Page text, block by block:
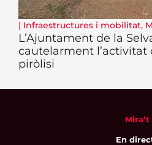
| Infraestructures i mobilitat,
L’Ajuntament de la
cautelarment l’activitat
piròlisi
Mira’t
En